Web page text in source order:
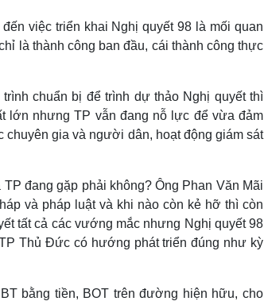
việc triển khai Nghị quyết 98 là mối quan
là thành công ban đầu, cái thành công thực
chuẩn bị để trình dự thảo Nghị quyết thì
lớn nhưng TP vẫn đang nỗ lực để vừa đảm
gia và người dân, hoạt động giám sát
đang gặp phải không? Ông Phan Văn Mãi
và pháp luật và khi nào còn kẻ hỡ thì còn
tất cả các vướng mắc nhưng Nghị quyết 98
Thủ Đức có hướng phát triển đúng như kỳ
bằng tiền, BOT trên đường hiện hữu, cho